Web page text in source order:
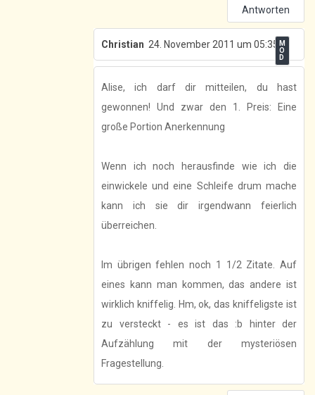
Antworten
Christian 24. November 2011 um 05:35
Alise, ich darf dir mitteilen, du hast
gewonnen! Und zwar den 1. Preis: Eine
große Portion Anerkennung
Wenn ich noch herausfinde wie ich die
einwickele und eine Schleife drum mache
kann ich sie dir irgendwann feierlich
überreichen.
Im übrigen fehlen noch 1 1/2 Zitate. Auf
eines kann man kommen, das andere ist
wirklich kniffelig. Hm, ok, das kniffeligste ist
zu versteckt - es ist das :b hinter der
Aufzählung mit der mysteriösen
Fragestellung.